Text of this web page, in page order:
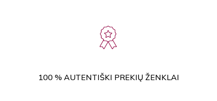
100 % AUTENTIŠKI PREKIŲ ŽENKLAI